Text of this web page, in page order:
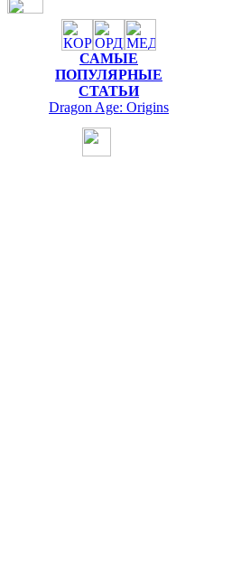
САМЫЕ
ПОПУЛЯРНЫЕ
СТАТЬИ
Dragon Age: Origins